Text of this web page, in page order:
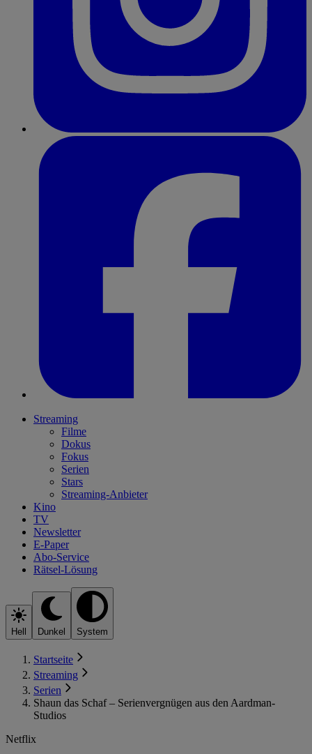
Streaming
Filme
Dokus
Fokus
Serien
Stars
Streaming-Anbieter
Kino
TV
Newsletter
E-Paper
Abo-Service
Rätsel-Lösung
Hell Dunkel System
Startseite
Streaming
Serien
Shaun das Schaf – Serienvergnügen aus den Aardman-
Studios
Netflix